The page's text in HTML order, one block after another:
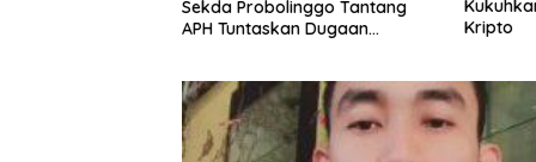
Kukuhkan Kiprah di Industri
Kripto
Dasco